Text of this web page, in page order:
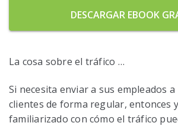
DESCARGAR EBOOK
La cosa sobre el tráfico …
Si necesita enviar a sus empleados
clientes de forma regular, entonces
familiarizado con cómo el tráfico